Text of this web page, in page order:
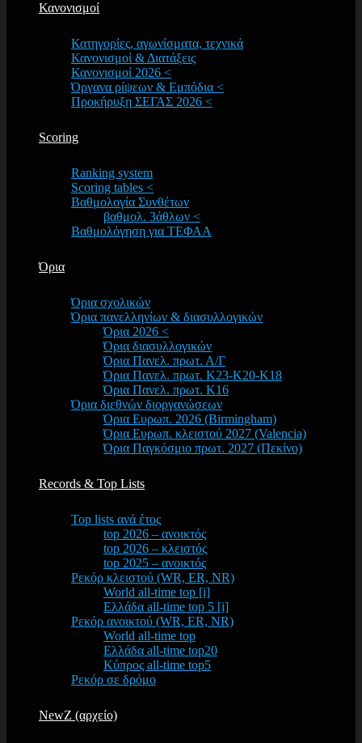
Κανονισμοί
Κατηγορίες, αγωνίσματα, τεχνικά
Κανονισμοί & Διατάξεις
Κανονισμοί 2026 <
Όργανα ρίψεων & Εμπόδια <
Προκήρυξη ΣΕΓΑΣ 2026 <
Scoring
Ranking system
Scoring tables <
Βαθμολογία Συνθέτων
βαθμολ. 3άθλων <
Βαθμολόγηση για ΤΕΦΑΑ
Όρια
Όρια σχολικών
Όρια πανελληνίων & διασυλλογικών
Όρια 2026 <
Όρια διασυλλογικών
Όρια Πανελ. πρωτ. Α/Γ
Όρια Πανελ. πρωτ. Κ23-Κ20-Κ18
Όρια Πανελ. πρωτ. Κ16
Όρια διεθνών διοργανώσεων
Όρια Ευρωπ. 2026 (Birmingham)
Όρια Ευρωπ. κλειστού 2027 (Valencia)
Όρια Παγκόσμιο πρωτ. 2027 (Πεκίνο)
Records & Top Lists
Top lists ανά έτος
top 2026 – ανοικτός
top 2026 – κλειστός
top 2025 – ανοικτός
Ρεκόρ κλειστού (WR, ER, NR)
World all-time top [i]
Ελλάδα all-time top 5 [i]
Ρεκόρ ανοικτού (WR, ER, NR)
World all-time top
Ελλάδα all-time top20
Κύπρος all-time top5
Ρεκόρ σε δρόμο
NewZ (αρχείο)